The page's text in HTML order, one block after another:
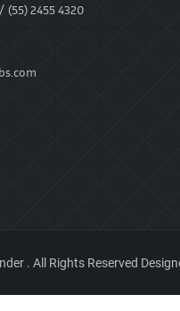
/ (55) 2455 4320
. All Rights Reserved